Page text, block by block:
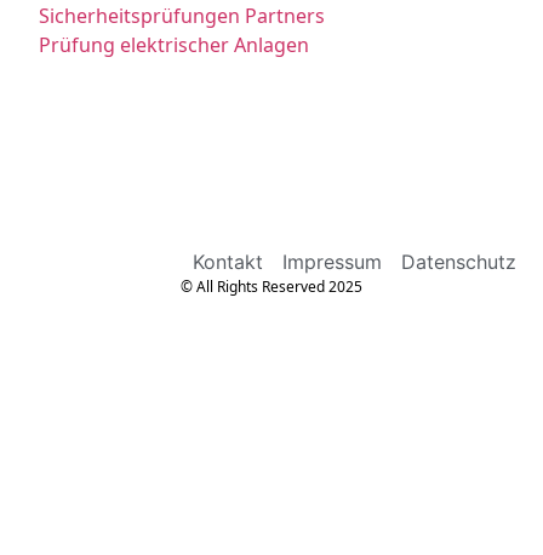
Sicherheitsprüfungen Partners
Prüfung elektrischer Anlagen
Kontakt Impressum Datenschutz
© All Rights Reserved 2025